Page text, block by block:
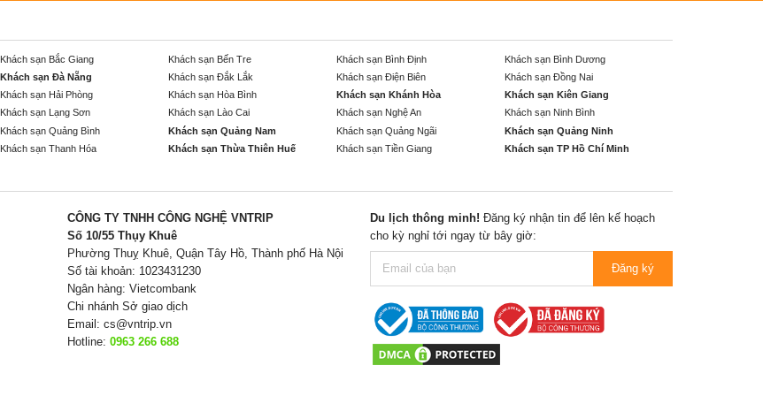
Khách sạn Bắc Giang Khách sạn Bến Tre Khách sạn Bình Định
Khách sạn Bình Dương
Khách sạn Đà Nẵng Khách sạn Đắk Lắk Khách sạn Điện Biên
Khách sạn Đồng Nai
Khách sạn Hải Phòng Khách sạn Hòa Bình Khách sạn Khánh Hòa
Khách sạn Kiên Giang
Khách sạn Lạng Sơn Khách sạn Lào Cai Khách sạn Nghệ An
Khách sạn Ninh Bình
Khách sạn Quảng Bình Khách sạn Quảng Nam Khách sạn Quảng Ngãi
Khách sạn Quảng Ninh
Khách sạn Thanh Hóa Khách sạn Thừa Thiên Huế Khách sạn Tiền Giang
Khách sạn TP Hồ Chí Minh
CÔNG TY TNHH CÔNG NGHỆ VNTRIP
Số 10/55 Thụy Khuê
Phường Thuỵ Khuê, Quận Tây Hồ, Thành phố Hà Nội
Số tài khoản: 1023431230
Ngân hàng: Vietcombank
Chi nhánh Sở giao dịch
Email: cs@vntrip.vn
Hotline: 0963 266 688
Du lịch thông minh! Đăng ký nhận tin để lên kế hoạch
cho kỳ nghỉ tới ngay từ bây giờ:
Đăng ký